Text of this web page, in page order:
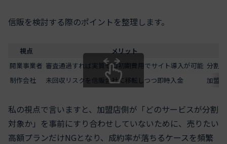
信販を検討する際のポイントを整理します。
視点
メリット
開業事業者 審査通過すれば実質ゼロ初期費用でサイト導入が可能 分割
制作会社
未回収リスクを信販会社に移転しつつ即時入金 加盟
スクロールできます
私の視点で言いますと、加盟店側が「どのサービスが分割
対象か」を事前にすり合わせしていないために、売りたい
高額プランだけNGとなり、成約率が落ちるケースを頻繁